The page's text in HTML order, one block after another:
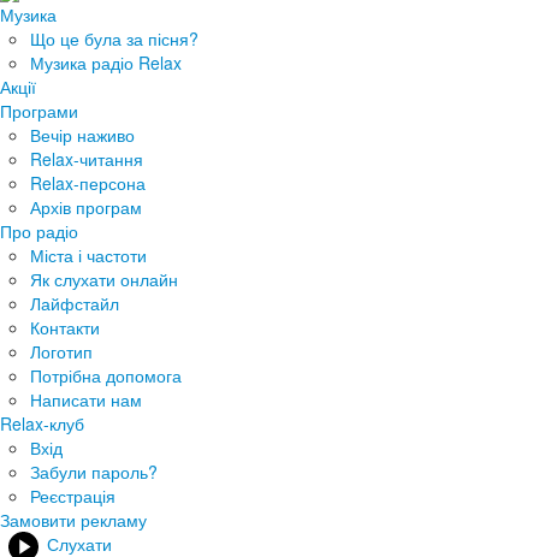
Музика
Що це була за пісня?
Музика радіо Relax
Акції
Програми
Вечір наживо
Relax-читання
Relax-персона
Архів програм
Про радіо
Міста і частоти
Як слухати онлайн
Лайфстайл
Контакти
Логотип
Потрібна допомога
Написати нам
Relax-клуб
Вхід
Забули пароль?
Реєстрація
Замовити рекламу
Слухати